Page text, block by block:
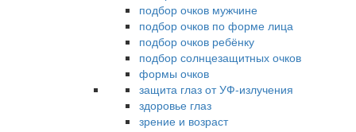
подбор очков мужчине
подбор очков по форме лица
подбор очков ребёнку
подбор солнцезащитных очков
формы очков
защита глаз от УФ-излучения
здоровье глаз
зрение и возраст